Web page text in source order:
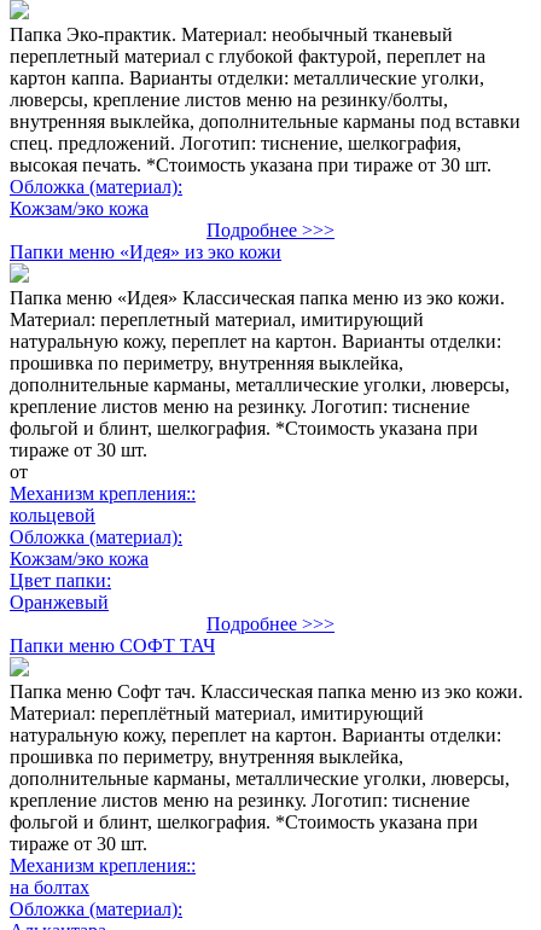
Папка Эко-практик. Материал: необычный тканевый
переплетный материал с глубокой фактурой, переплет на
картон каппа. Варианты отделки: металлические уголки,
люверсы, крепление листов меню на резинку/болты,
внутренняя выклейка, дополнительные карманы под вставки
спец. предложений. Логотип: тиснение, шелкография,
высокая печать. *Стоимость указана при тираже от 30 шт.
Обложка (материал):
Кожзам/эко кожа
Подробнее >>>
Папки меню «Идея» из эко кожи
Папка меню «Идея» Классическая папка меню из эко кожи.
Материал: переплетный материал, имитирующий
натуральную кожу, переплет на картон. Варианты отделки:
прошивка по периметру, внутренняя выклейка,
дополнительные карманы, металлические уголки, люверсы,
крепление листов меню на резинку. Логотип: тиснение
фольгой и блинт, шелкография. *Стоимость указана при
тираже от 30 шт.
от
Механизм крепления::
кольцевой
Обложка (материал):
Кожзам/эко кожа
Цвет папки:
Оранжевый
Подробнее >>>
Папки меню СОФТ ТАЧ
Папка меню Софт тач. Классическая папка меню из эко кожи.
Материал: переплётный материал, имитирующий
натуральную кожу, переплет на картон. Варианты отделки:
прошивка по периметру, внутренняя выклейка,
дополнительные карманы, металлические уголки, люверсы,
крепление листов меню на резинку. Логотип: тиснение
фольгой и блинт, шелкография. *Стоимость указана при
тираже от 30 шт.
Механизм крепления::
на болтах
Обложка (материал):